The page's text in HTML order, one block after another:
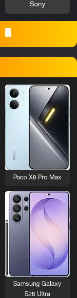
Sony
Poco X8 Pro Max
Samsung Galaxy
S26 Ultra